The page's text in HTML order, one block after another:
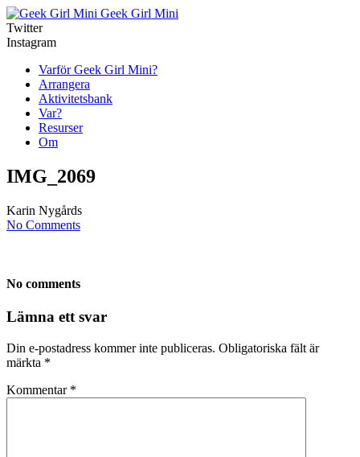
Geek Girl Mini
Twitter
Instagram
Varför Geek Girl Mini?
Arrangera
Aktivitetsbank
Var?
Resurser
Om
IMG_2069
Karin Nygårds
No Comments
No comments
Lämna ett svar
Din e-postadress kommer inte publiceras. Obligatoriska fält är
märkta *
Kommentar *